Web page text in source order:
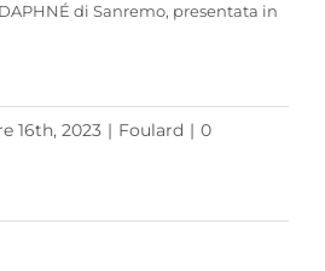
di Sanremo, presentata in
16th, 2023 | Foulard | 0